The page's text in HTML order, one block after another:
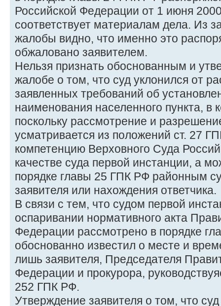
Российской Федерации от 1 июня
соответствует материалам дела. Из
жалобы видно, что именно это
обжаловано заявителем.
Нельзя признать обоснованным и
жалобе о том, что суд уклонился от
заявленных требований об
наименования населенного пункта, в
поскольку рассмотрение и
усматривается из положений ст. 27
компетенцию Верховного Суда
качестве суда первой инстанции, а
порядке главы 25 ГПК РФ районным
заявителя или нахождения ответчика.
В связи с тем, что судом первой
оспаривании нормативного акта
Федерации рассмотрено в порядке
обоснованно известил о месте и
лишь заявителя, Председателя
Федерации и прокурора,
252 ГПК РФ.
Утверждение заявителя о том, что